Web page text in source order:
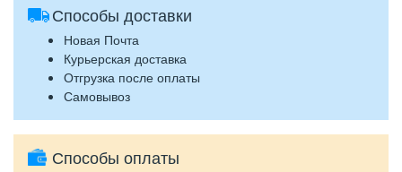
Способы доставки
Новая Почта
Курьерская доставка
Отгрузка после оплаты
Самовывоз
Способы оплаты